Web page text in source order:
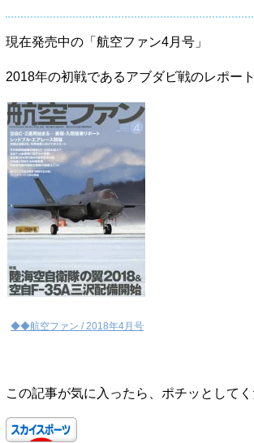
現在発売中の「航空ファン4月号」
2018年の初戦であるアブダビ戦のレポー
◆◆航空ファン / 2018年4月号
この記事が気に入ったら、ポチッとして